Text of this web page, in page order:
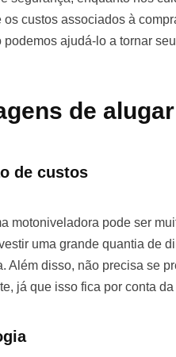
os custos associados à
podemos ajudá-lo a tornar
de
de custos
motoniveladora pode ser
uma grande quantia de
Além disso, não precisa se
já que isso fica por conta